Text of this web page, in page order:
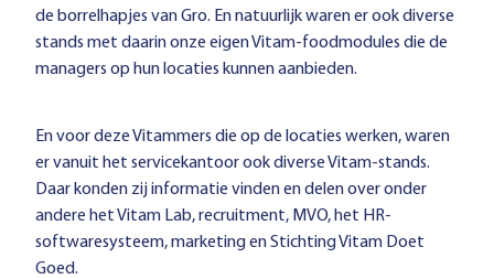
de borrelhapjes van Gro. En natuurlijk waren er ook diverse
stands met daarin onze eigen Vitam-foodmodules die de
managers op hun locaties kunnen aanbieden.
En voor deze Vitammers die op de locaties werken, waren
er vanuit het servicekantoor ook diverse Vitam-stands.
Daar konden zij informatie vinden en delen over onder
andere het Vitam Lab, recruitment, MVO, het HR-
softwaresysteem, marketing en Stichting Vitam Doet
Goed.